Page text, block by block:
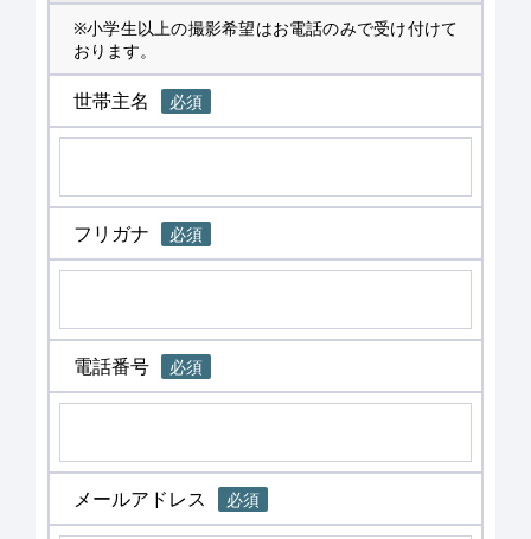
※小学生以上の撮影希望はお電話のみで受け付けて
おります。
世帯主名 必須
フリガナ 必須
電話番号 必須
メールアドレス 必須